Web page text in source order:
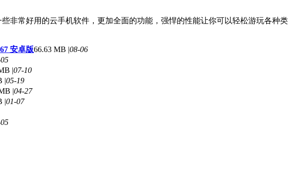
非常好用的云手机软件，更加全面的功能，强悍的性能让你可以轻松游玩各种
安卓版66.63 MB |08-06
|07-10
|05-19
|04-27
|01-07